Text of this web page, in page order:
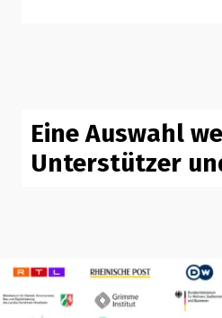
Eine Auswahl
Unterstützer